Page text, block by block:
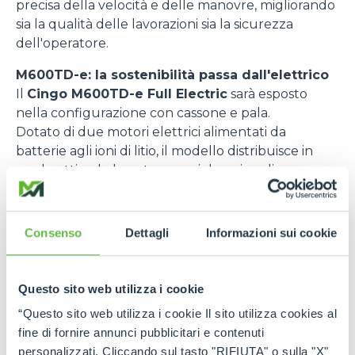
Consenso Dettagli Informazioni sui cookie
Questo sito web utilizza i cookie
“Questo sito web utilizza i cookie Il sito utilizza cookies al
fine di fornire annunci pubblicitari e contenuti
personalizzati. Cliccando sul tasto "RIFIUTA" o sulla "X"
precisa della velocità e delle manovre, migliorando
sia la qualità delle lavorazioni sia la sicurezza
dell'operatore.
M600TD-e: la sostenibilità passa dall'elettrico
Il Cingo M600TD-e Full Electric sarà esposto
nella configurazione con cassone e pala.
Dotato di due motori elettrici alimentati da
batterie agli ioni di litio, il modello distribuisce in
modo ottimale la potenza sui due cingoli,
assicurando elevata capacità di trazione e
precisione di movimento anche sui terreni più
impegnativi. L'assenza di emissioni locali e la drastica
nelle aree sensibili.
velocità operative selezionabili in modalità Eco o
Power, il mezzo mantiene le dimensioni compatte